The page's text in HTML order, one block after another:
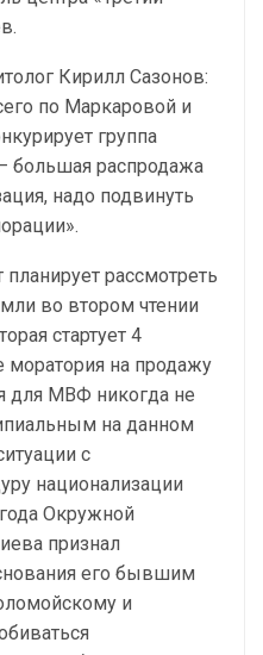
Кирилл Сазонов:
по Маркаровой и
группа
большая распродажа
надо подвинуть
рассмотреть
во втором чтении
стартует 4
моратория на продажу
для МВФ никогда не
на данном
с
национализации
Окружной
признал
его бывшим
и